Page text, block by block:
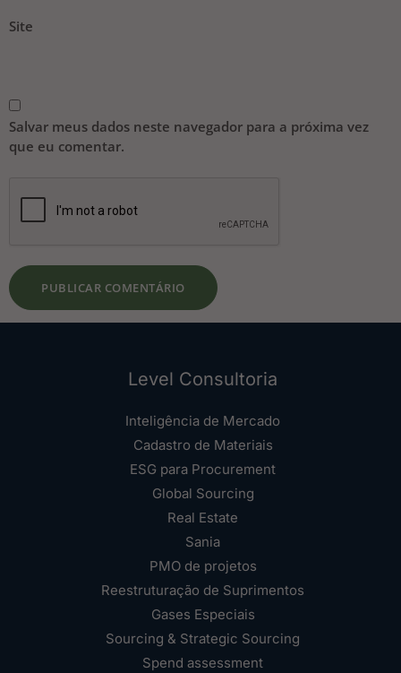
Site
Salvar meus dados neste navegador para a próxima vez
que eu comentar.
Level Consultoria
Inteligência de Mercado
Cadastro de Materiais
ESG para Procurement
Global Sourcing
Real Estate
Sania
PMO de projetos
Reestruturação de Suprimentos
Gases Especiais
Sourcing & Strategic Sourcing
Spend assessment